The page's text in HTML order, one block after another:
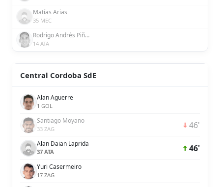
Matías Arias
35 MEC
Rodrigo Andrés Piñeiro Silva
14 ATA
Central Cordoba SdE
Alan Aguerre
1 GOL
Santiago Moyano
33 ZAG 46'
Alan Daian Laprida
37 ATA 46'
Yuri Casermeiro
17 ZAG